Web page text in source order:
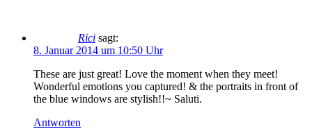
Rici sagt:
8. Januar 2014 um 10:50 Uhr
These are just great! Love the moment when they meet!
Wonderful emotions you captured! & the portraits in front of
the blue windows are stylish!!~ Saluti.
Antworten